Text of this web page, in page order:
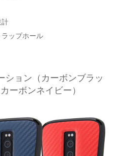
計
ップホール
ション（カーボンブラッ
ーボンネイビー）